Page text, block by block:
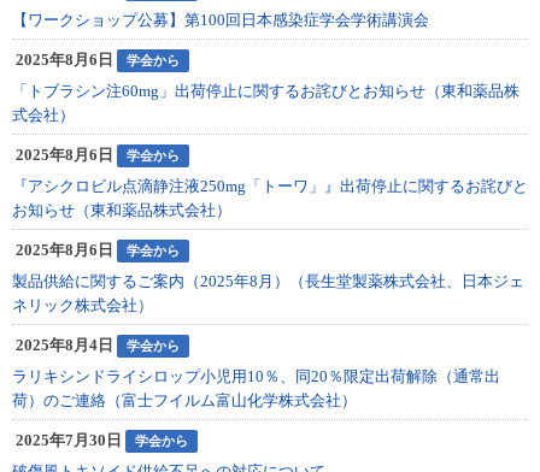
【ワークショップ公募】第100回日本感染症学会学術講演会
2025年8月6日 学会から
「トブラシン注60mg」出荷停止に関するお詫びとお知らせ（東和薬品株
式会社）
2025年8月6日 学会から
『アシクロビル点滴静注液250mg「トーワ」』出荷停止に関するお詫びと
お知らせ（東和薬品株式会社）
2025年8月6日 学会から
製品供給に関するご案内（2025年8月）（長生堂製薬株式会社、日本ジェ
ネリック株式会社）
2025年8月4日 学会から
ラリキシンドライシロップ小児用10％、同20％限定出荷解除（通常出
荷）のご連絡（富士フイルム富山化学株式会社）
2025年7月30日 学会から